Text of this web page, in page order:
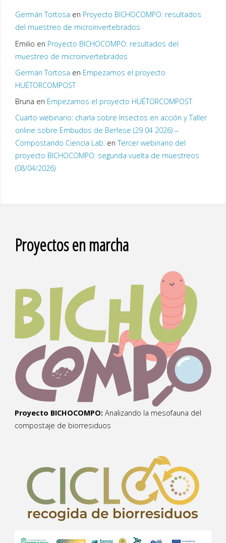
Germán Tortosa en Proyecto BICHOCOMPO: resultados
del muestreo de microinvertebrados
Emilio en Proyecto BICHOCOMPO: resultados del
muestreo de microinvertebrados
Germán Tortosa en Empezamos el proyecto
HUÉTORCOMPOST
Bruna en Empezamos el proyecto HUÉTORCOMPOST
Cuarto webinario: charla sobre Insectos en acción y Taller
online sobre Embudos de Berlese (29 04 2026) –
Compostando Ciencia Lab.enTercer webinario del
proyecto BICHOCOMPO: segunda vuelta de muestreos
(08/04/2026)
Proyectos en marcha
Proyecto BICHOCOMPO: Analizando la mesofauna del
compostaje de biorresiduos